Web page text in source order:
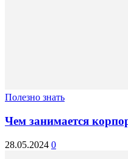
Полезно знать
Чем занимается
28.05.2024 0